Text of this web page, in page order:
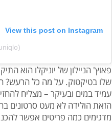
View this post on Instagram
פאוץ' הניילון של יוניקלו הוא
שלו בטיקטוק. על מה כל הרעש?
עמיד במים ובעיקר – מצליח
הזאת הולידה לא מעט סרטונים
מדגימים כמה פריטים אפשר